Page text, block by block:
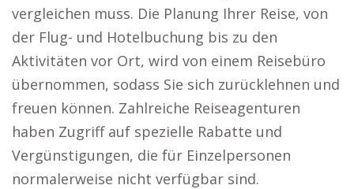
vergleichen muss. Die Planung Ihrer Reise, von
der Flug- und Hotelbuchung bis zu den
Aktivitäten vor Ort, wird von einem Reisebüro
übernommen, sodass Sie sich zurücklehnen und
freuen können. Zahlreiche Reiseagenturen
haben Zugriff auf spezielle Rabatte und
Vergünstigungen, die für Einzelpersonen
normalerweise nicht verfügbar sind.